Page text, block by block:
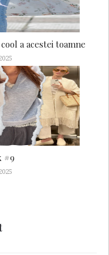
a acestei toamne
#9